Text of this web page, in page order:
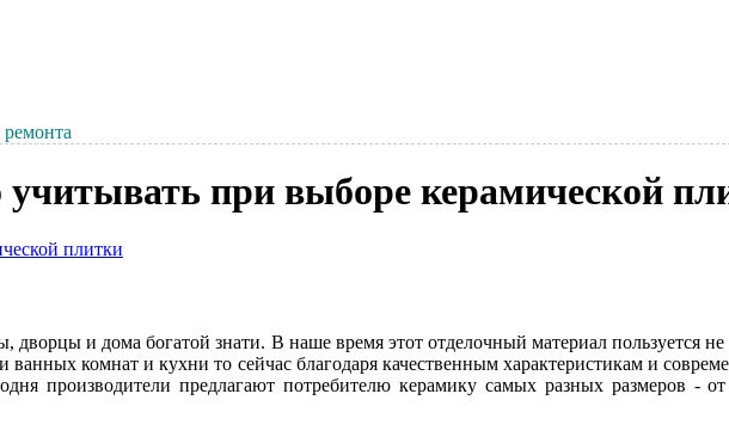
при выборе керамической
и дома богатой знати. В наше время этот отделочный материал пользуется
ванных комнат и кухни то сейчас благодаря качественным характеристикам и
производители предлагают потребителю керамику самых разных размеров -